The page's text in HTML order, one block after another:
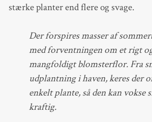
stærke planter end flere og svage.
Der forspires masser af
med forventningen om et rigt
mangfoldigt blomsterflor. Fra
udplantning i haven, keres der
enkelt plante, så den kan vokse
kraftig.